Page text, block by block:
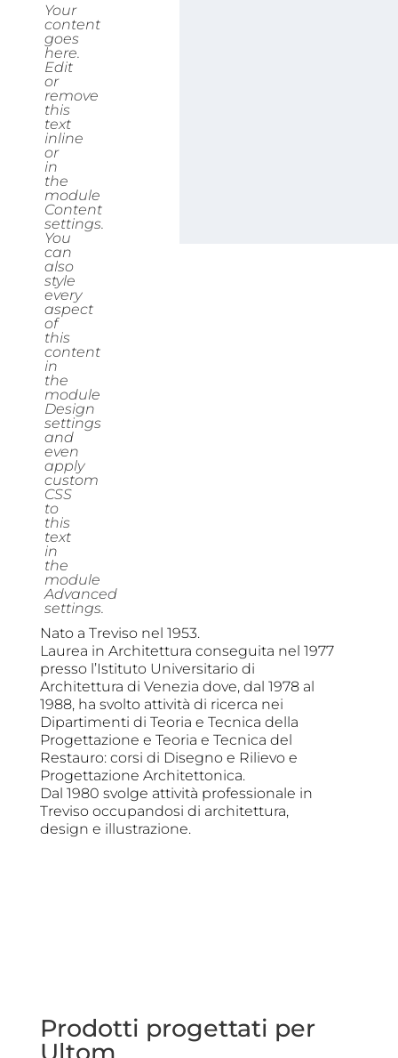
Your
content
goes
here.
Edit
or
remove
this
text
inline
or
in
the
module
Content
settings.
You
can
also
style
every
aspect
of
this
content
in
the
module
Design
settings
and
even
apply
custom
CSS
to
this
text
in
the
module
Advanced
settings.
Nato a Treviso nel 1953.
Laurea in Architettura conseguita nel 1977
presso l’Istituto Universitario di
Architettura di Venezia dove, dal 1978 al
1988, ha svolto attività di ricerca nei
Dipartimenti di Teoria e Tecnica della
Progettazione e Teoria e Tecnica del
Restauro: corsi di Disegno e Rilievo e
Progettazione Architettonica.
Dal 1980 svolge attività professionale in
Treviso occupandosi di architettura,
design e illustrazione.
Prodotti progettati per